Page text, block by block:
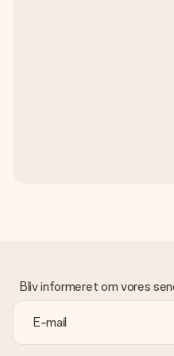
Bliv informeret om vores